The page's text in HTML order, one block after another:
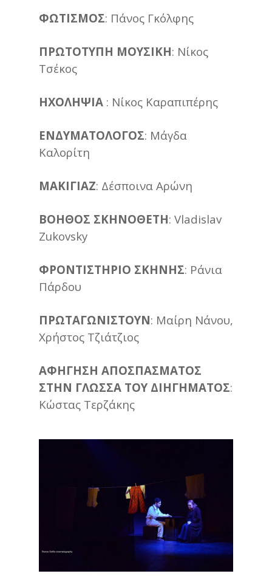
ΦΩΤΙΣΜΟΣ: Πάνος Γκόλφης
ΠΡΩΤΟΤΥΠΗ ΜΟΥΣΙΚΗ: Νίκος
Τσέκος
ΗΧΟΛΗΨΙΑ : Νίκος Καραπιπέρης
ΕΝΔΥΜΑΤΟΛΟΓΟΣ: Μάγδα
Καλορίτη
MAKIΓΙΑΖ: Δέσποινα Αρώνη
ΒΟΗΘΟΣ ΣΚΗΝΟΘΕΤΗ: Vladislav
Zukovsky
ΦΡΟΝΤΙΣΤΗΡΙΟ ΣΚΗΝΗΣ: Ράνια
Πάρδου
ΠΡΩΤΑΓΩΝΙΣΤΟΥΝ: Μαίρη Νάνου,
Χρήστος Τζιάτζιος
ΑΦΗΓΗΣΗ ΑΠΟΣΠΑΣΜΑΤΟΣ
ΣΤΗΝ ΓΛΩΣΣΑ ΤΟΥ ΔΙΗΓΗΜΑΤΟΣ:
Κώστας Τερζάκης